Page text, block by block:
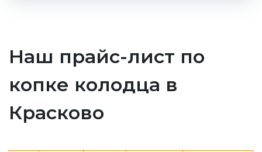
Наш прайс-лист по
копке колодца в
Красково